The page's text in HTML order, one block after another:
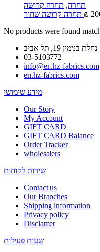
תחרה, תחרה קרושה
₪
No products were found
נחלת בנימין 19, תל אביב
03-5103772
info@en.hz-fabrics.com
en.hz-fabrics.com
מידע שימושי
Our Story
My Account
GIFT CARD
GIFT CARD Balance
Order Tracker
wholesalers
שירות לקוחות
Contact us
Our Branches
Shipping information
Privacy policy
Disclamer
שעות פעילות